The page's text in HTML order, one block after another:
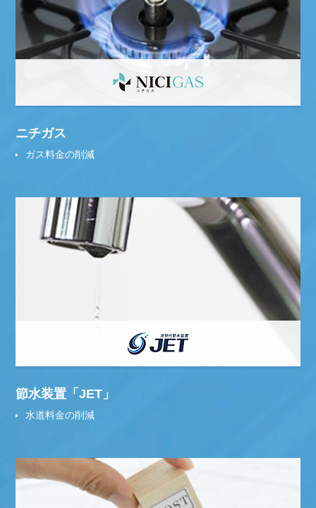
ニチガス
ガス料金の削減
節水装置「JET」
水道料金の削減